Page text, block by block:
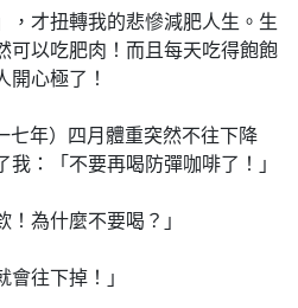
，才扭轉我的悲慘減肥人生。生
可以吃肥肉！而且每天吃得飽飽
開心極了！
年）四月體重突然不往下降
：「不要再喝防彈咖啡了！」
為什麼不要喝？」
往下掉！」